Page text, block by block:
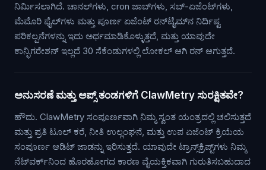
ನಿರ್ಮಿಸಲಾಗಿದೆ. ಚಾನಲ್‌ಗಳು, cron ಜಾಬ್‌ಗಳು, ಸಬ್-ಏಜೆಂಟ್‌ಗಳು,
ಮೆಮೊರಿ ಫೈಲ್‌ಗಳು ಮತ್ತು ಪೂರ್ಣ ಏಜೆಂಟ್ ರನ್‌ಟೈಮ್‌ನ ನಿರ್ದಿಷ್ಟ
ಪರಿಕಲ್ಪನೆಗಳನ್ನು ಇದು ಅರ್ಥಮಾಡಿಕೊಳ್ಳುತ್ತದೆ, ಮತ್ತು ಯಾವುದೇ
ಕಾನ್ಫಿಗರೇಶನ್ ಇಲ್ಲದೆ 30 ಸೆಕೆಂಡುಗಳಲ್ಲಿ ಲೋಕಲ್ ಆಗಿ ರನ್ ಆಗುತ್ತದೆ.
ಅನುಸರಣೆ ಮತ್ತು ಆಪ್ಸ್ ತಂಡಗಳಿಗೆ ClawMetry ಸುರಕ್ಷಿತವೇ?
ಹೌದು. ClawMetry ಸಂಪೂರ್ಣವಾಗಿ ನಿಮ್ಮ ಸ್ವಂತ ಯಂತ್ರದಲ್ಲಿ ಚಲಿಸುತ್ತದೆ
ಮತ್ತು ಪ್ರತಿ ಟೂಲ್ ಕರೆ, ನೀತಿ ಉಲ್ಲಂಘನೆ, ಮತ್ತು ಉಪ ಏಜೆಂಟ್ ಕ್ರಿಯೆಯ
ಸಂಪೂರ್ಣ ಆಡಿಟ್ ಜಾಡನ್ನು ಇರಿಸುತ್ತದೆ. ಯಾವುದೇ ಟ್ರಾನ್ಸ್‌ಕ್ರಿಪ್ಟ್‌ಗಳು ನಿಮ್ಮ
ನೆಟ್‌ವರ್ಕ್‌ನಿಂದ ಹೊರಹೋಗದ ಕಾರಣ ವೈಯಕ್ತಿಕವಾಗಿ ಗುರುತಿಸಬಹುದಾದ